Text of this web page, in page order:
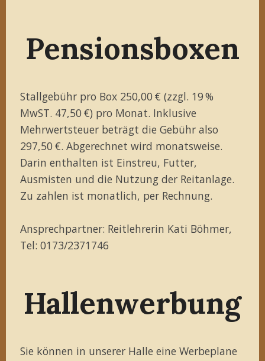
Pensionsboxen
Stallgebühr pro Box 250,00 € (zzgl. 19 %
MwST. 47,50 €) pro Monat. Inklusive
Mehrwertsteuer beträgt die Gebühr also
297,50 €. Abgerechnet wird monatsweise.
Darin enthalten ist Einstreu, Futter,
Ausmisten und die Nutzung der Reitanlage.
Zu zahlen ist monatlich, per Rechnung.
Ansprechpartner: Reitlehrerin Kati Böhmer,
Tel: 0173/2371746
Hallenwerbung
Sie können in unserer Halle eine Werbeplane